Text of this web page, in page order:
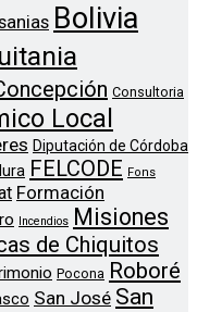
Bolivia
Consultoria
Local
Diputación de Córdoba
FELCODE Fons
Formación
Incendios
Misiones
de Chiquitos
Pocona Roboré
San José San